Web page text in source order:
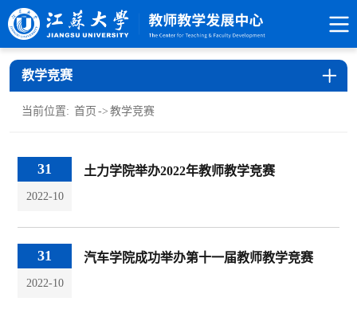
教学竞赛
当前位置: 首页 -> 教学竞赛
31
2022-10
土力学院举办2022年教师教学竞赛
31
2022-10
汽车学院成功举办第十一届教师教学竞赛